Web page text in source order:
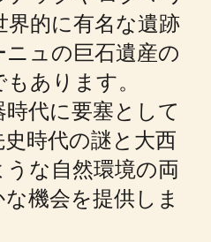
的に有名な遺跡
ュの巨石遺産の
あります。
代に要塞として
時代の謎と大西
な自然環境の両
機会を提供しま